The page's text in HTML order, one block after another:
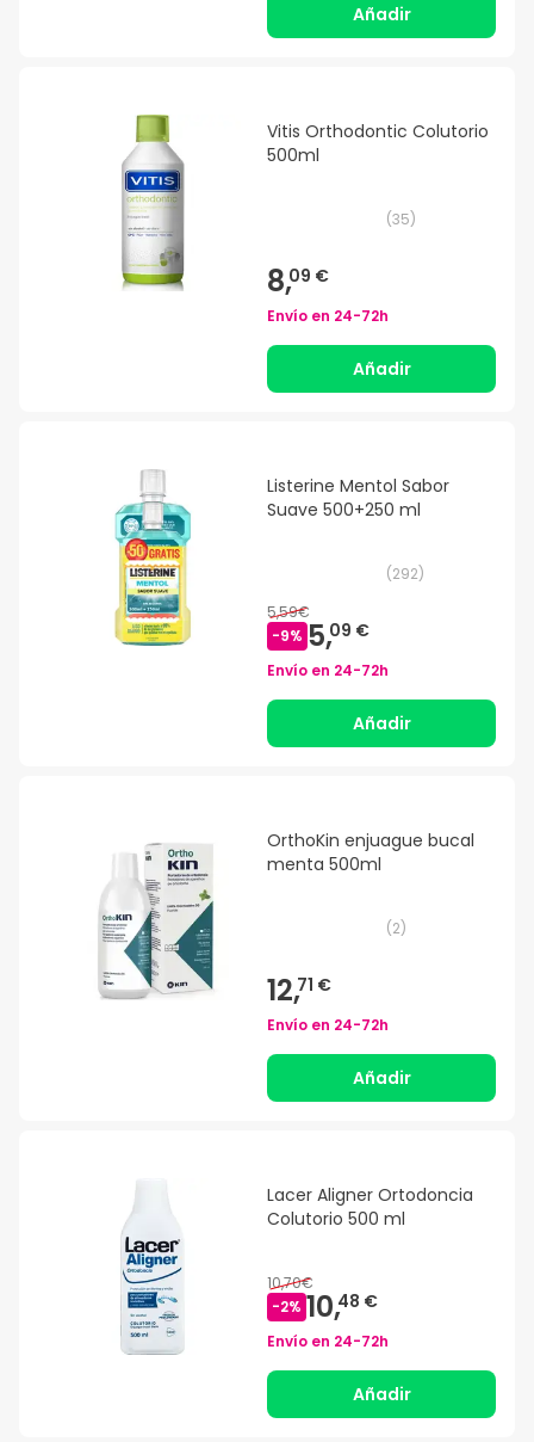
Añadir
Vitis Orthodontic Colutorio
500ml
(35)
8,09 €
Envío en 24-72h
Añadir
Listerine Mentol Sabor
Suave 500+250 ml
(292)
5,59€
-9% 5,09 €
Envío en 24-72h
Añadir
OrthoKin enjuague bucal
menta 500ml
(2)
12,71 €
Envío en 24-72h
Añadir
Lacer Aligner Ortodoncia
Colutorio 500 ml
10,70€
-2% 10,48 €
Envío en 24-72h
Añadir